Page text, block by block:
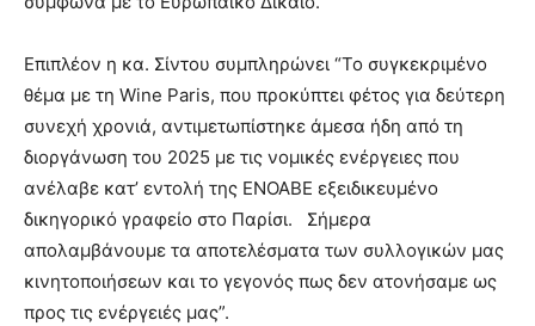
Επιπλέον η κα. Σίντου συμπληρώνει “Το συγκεκριμένο
θέμα με τη Wine Paris, που προκύπτει φέτος για δεύτερη
συνεχή χρονιά, αντιμετωπίστηκε άμεσα ήδη από τη
διοργάνωση του 2025 με τις νομικές ενέργειες που
ανέλαβε κατ’ εντολή της ΕΝΟΑΒΕ εξειδικευμένο
δικηγορικό γραφείο στο Παρίσι. Σήμερα
απολαμβάνουμε τα αποτελέσματα των συλλογικών μας
κινητοποιήσεων και το γεγονός πως δεν ατονήσαμε ως
προς τις ενέργειές μας”.